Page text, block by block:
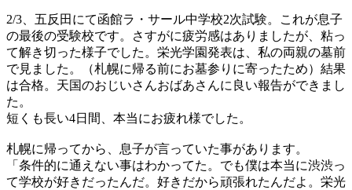
2/3、五反田にて函館ラ・サール中学校2次試験。これが息子
の最後の受験校です。さすがに疲労感はありましたが、粘っ
て解き切った様子でした。栄光学園発表は、私の両親の墓前
で見ました。（札幌に帰る前にお墓参りに寄ったため）結果
は合格。天国のおじいさんおばあさんに良い報告ができまし
た。
短くも長い4日間、本当にお疲れ様でした。
札幌に帰ってから、息子が言っていた事があります。
「条件的に通えない事はわかってた。でも僕は本当に渋渋っ
て学校が好きだったんだ。好きだから頑張れたんだよ。栄光